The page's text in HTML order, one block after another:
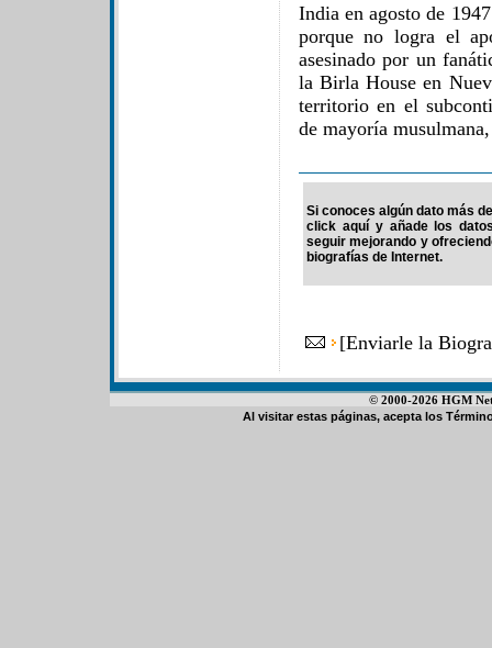
India en agosto de
porque no logra el
asesinado por un
la Birla House en
territorio en el
de mayoría
Si conoces algún dato más
click aquí y añade los
seguir mejorando y
biografías de Internet.
[Enviarle la
© 2000-2026 HGM
Al visitar estas páginas, acepta los